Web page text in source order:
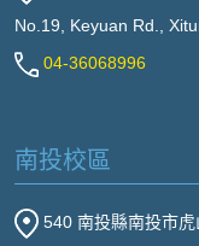
No.19, Keyuan Rd.,
04-36068996
南投校區
540 南投縣南投市